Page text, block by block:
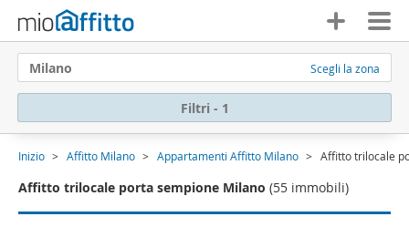
Milano Scegli la zona
Filtri - 1
Inizio Affitto Milano Appartamenti Affitto Milano Affitto trilocale
Affitto trilocale porta sempione Milano (55 immobili)